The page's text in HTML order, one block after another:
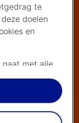
te
doelen
en
gaat met alle
dan
cookies om
betekent